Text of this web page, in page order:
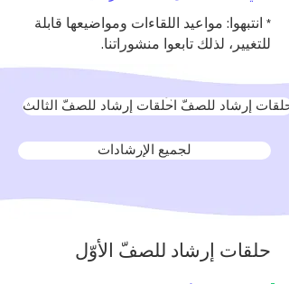
* انتبهوا: مواعيد اللقاءات ومواضيعها قابلة
للتغيير، لذلك تابعوا منشوراتنا.
حلقات إرشاد للصفّ الأوّلحلقات إرشاد للصفّ الثالث
لجميع الإرشادات
حلقات إرشاد للصفّ الأوّل